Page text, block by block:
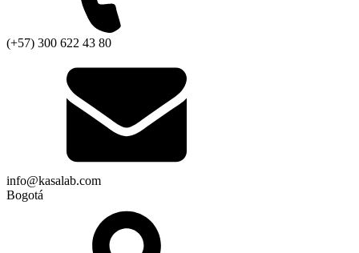
(+57) 300 622 43 80
info@kasalab.com
Bogotá